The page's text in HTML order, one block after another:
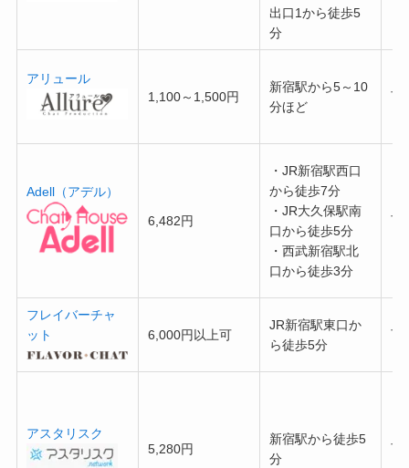
出口1から徒歩5
分
アリュール
1,100～1,500円
新宿駅から5～10
分ほど
可
Adell（アデル）
6,482円
・JR新宿駅西口
から徒歩7分
・JR大久保駅南
口から徒歩5分
・西武新宿駅北
口から徒歩3分
可
フレイバーチャ
ット
6,000円以上可
JR新宿駅東口か
ら徒歩5分
可
アスタリスク
5,280円
新宿駅から徒歩5
分
可